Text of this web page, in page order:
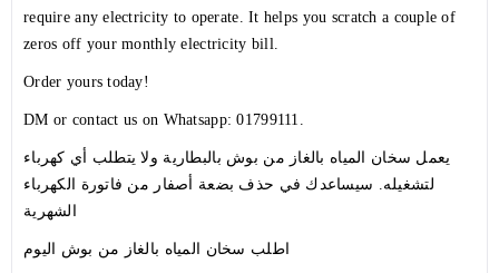
require any electricity to operate. It helps you scratch a couple of
zeros off your monthly electricity bill.
Order yours today!
DM or contact us on Whatsapp: 01799111.
يعمل سخان المياه بالغاز من بوش بالبطارية ولا يتطلب أي كهرباء
لتشغيله. سيساعدك في حذف بضعة أصفار من فاتورة الكهرباء
الشهرية
اطلب سخان المياه بالغاز من بوش اليوم